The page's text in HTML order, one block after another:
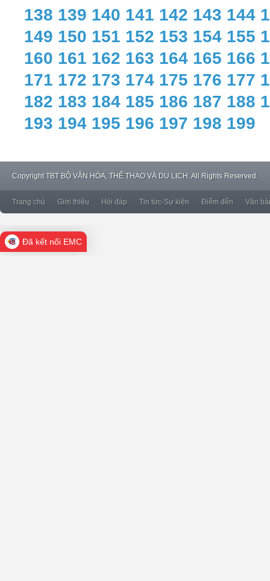
138 139 140 141 142 143 144
149 150 151 152 153 154 155
160 161 162 163 164 165 166
171 172 173 174 175 176 177
182 183 184 185 186 187 188
193 194 195 196 197 198 199
CopyrightTBT BỘ VĂN HÓA, THỂ THAO VÀ DU LỊCH. All Rights Reserved.
Trang chủ Giới thiệu Hỏi đáp Tin tức-Sự kiện Điểm đến Văn
Đã kết nối EMC